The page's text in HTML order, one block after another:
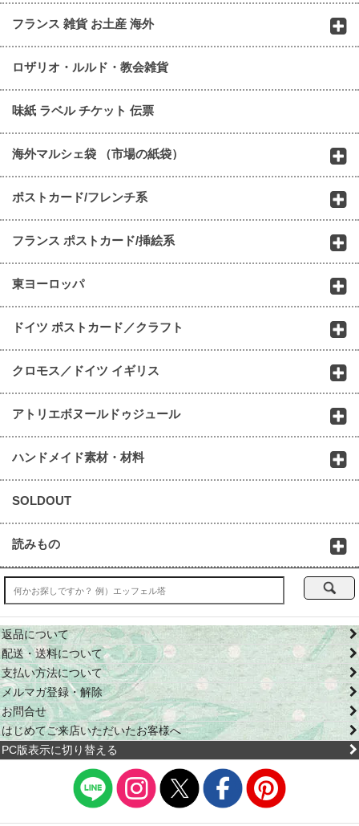
フランス 雑貨 お土産 海外
ロザリオ・ルルド・教会雑貨
味紙 ラベル チケット 伝票
海外マルシェ袋 （市場の紙袋）
ポストカード/フレンチ系
フランス ポストカード/挿絵系
東ヨーロッパ
ドイツ ポストカード／クラフト
クロモス／ドイツ イギリス
アトリエボヌールドゥジュール
ハンドメイド素材・材料
SOLDOUT
読みもの
返品について
配送・送料について
支払い方法について
メルマガ登録・解除
お問合せ
はじめてご来店いただいたお客様へ
PC版表示に切り替える